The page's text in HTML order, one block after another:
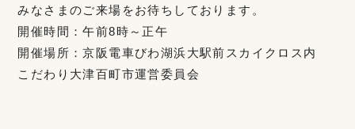
みなさまのご来場をお待ちしております。
開催時間：午前8時～正午
開催場所：京阪電車びわ湖浜大駅前スカイクロス内
こだわり大津百町市運営委員会